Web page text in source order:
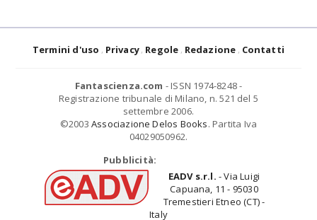
Termini d'uso Privacy Regole Redazione Contatti
Fantascienza.com - ISSN 1974-8248 -
Registrazione tribunale di Milano, n. 521 del 5
settembre 2006.
©2003 Associazione Delos Books. Partita Iva
04029050962.
Pubblicità:
EADV s.r.l. - Via Luigi
Capuana, 11 - 95030
Tremestieri Etneo (CT) -
Italy